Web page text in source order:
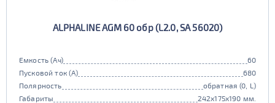
ALPHALINE AGM 60 обр (L2.0, SA 56020)
Емкость (Ач)
60
Пусковой ток (А)
680
Полярность
обратная (0, L)
Габариты
242x175x190 мм.